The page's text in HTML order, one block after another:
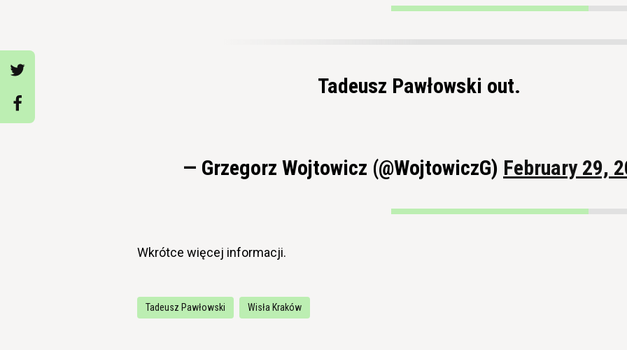
Tadeusz Pawłowski out.
— Grzegorz Wojtowicz (@WojtowiczG) February 29,
Wkrótce więcej informacji.
Tadeusz Pawłowski Wisła Kraków